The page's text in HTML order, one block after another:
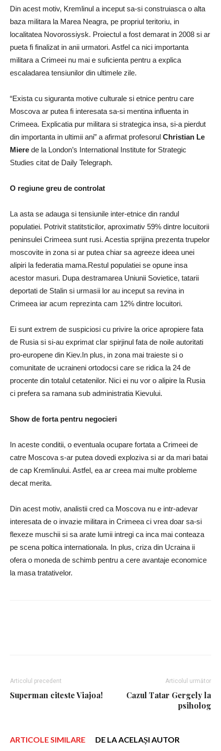
Din acest motiv, Kremlinul a inceput sa-si construiasca o alta
baza militara la Marea Neagra, pe propriul teritoriu, in
localitatea Novorossiysk. Proiectul a fost demarat in 2008 si ar
pueta fi finalizat in anii urmatori. Astfel ca nici importanta
militara a Crimeei nu mai e suficienta pentru a explica
escaladarea tensiunilor din ultimele zile.
“Exista cu siguranta motive culturale si etnice pentru care
Moscova ar putea fi interesata sa-si mentina influenta in
Crimeea. Explicatia pur militara si strategica insa, si-a pierdut
din importanta in ultimii ani” a afirmat profesorul Christian Le
Miere de la London’s International Institute for Strategic
Studies citat de Daily Telegraph.
O regiune greu de controlat
La asta se adauga si tensiunile inter-etnice din randul
populatiei. Potrivit statitsticilor, aproximativ 59% dintre locuitorii
peninsulei Crimeea sunt rusi. Acestia sprijina prezenta trupelor
moscovite in zona si ar putea chiar sa agreeze ideea unei
alipiri la federatia mama.Restul populatiei se opune insa
acestor masuri. Dupa destramarea Uniunii Sovietice, tatarii
deportati de Stalin si urmasii lor au inceput sa revina in
Crimeea iar acum reprezinta cam 12% dintre locuitori.
Ei sunt extrem de suspiciosi cu privire la orice apropiere fata
de Rusia si si-au exprimat clar spirjinul fata de noile autoritati
pro-europene din Kiev.In plus, in zona mai traieste si o
comunitate de ucraineni ortodocsi care se ridica la 24 de
procente din totalul cetatenilor. Nici ei nu vor o alipire la Rusia
ci prefera sa ramana sub administratia Kievului.
Show de forta pentru negocieri
In aceste conditii, o eventuala ocupare fortata a Crimeei de
catre Moscova s-ar putea dovedi exploziva si ar da mari batai
de cap Kremlinului. Astfel, ea ar creea mai multe probleme
decat merita.
Din acest motiv, analistii cred ca Moscova nu e intr-adevar
interesata de o invazie militara in Crimeea ci vrea doar sa-si
flexeze muschii si sa arate lumii intregi ca inca mai conteaza
pe scena poltica internationala. In plus, criza din Ucraina ii
ofera o moneda de schimb pentru a cere avantaje economice
la masa tratativelor.
Articolul precedent
Superman citeste Viajoa!
Articolul următor
Cazul Tatar Gergely la
psiholog
ARTICOLE SIMILARE DE LA ACELAȘI AUTOR